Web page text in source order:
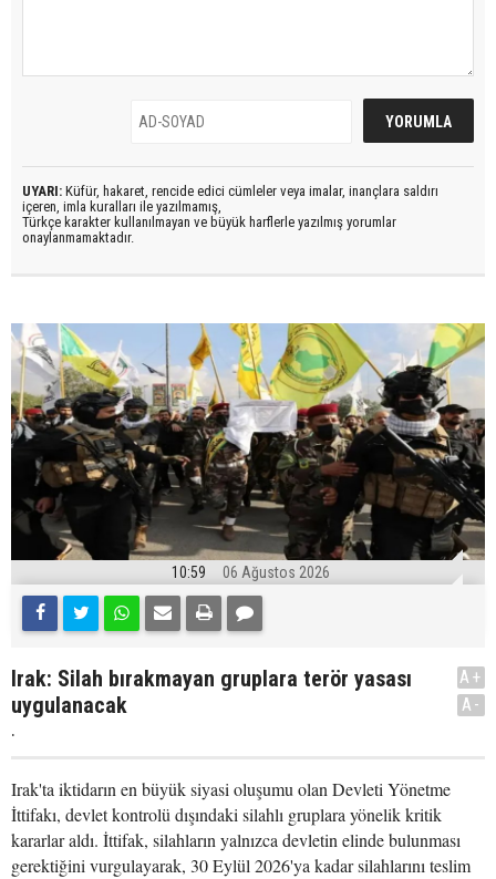
UYARI: Küfür, hakaret, rencide edici cümleler veya imalar, inançlara saldırı
içeren, imla kuralları ile yazılmamış,
Türkçe karakter kullanılmayan ve büyük harflerle yazılmış yorumlar
onaylanmamaktadır.
10:59 06 Ağustos 2026
Irak: Silah bırakmayan gruplara terör yasası
uygulanacak
.
A+
A-
Irak'ta iktidarın en büyük siyasi oluşumu olan Devleti Yönetme
İttifakı, devlet kontrolü dışındaki silahlı gruplara yönelik kritik
kararlar aldı. İttifak, silahların yalnızca devletin elinde bulunması
gerektiğini vurgulayarak, 30 Eylül 2026'ya kadar silahlarını teslim